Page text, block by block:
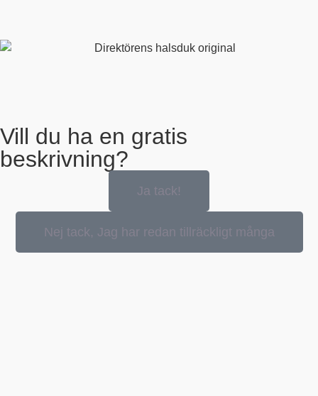
Vill du ha en gratis
beskrivning?
Ja tack!
Nej tack, Jag har redan tillräckligt många